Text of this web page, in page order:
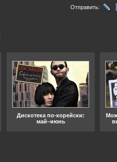
Отправить:
Дискотека по-корейски:
май–июнь